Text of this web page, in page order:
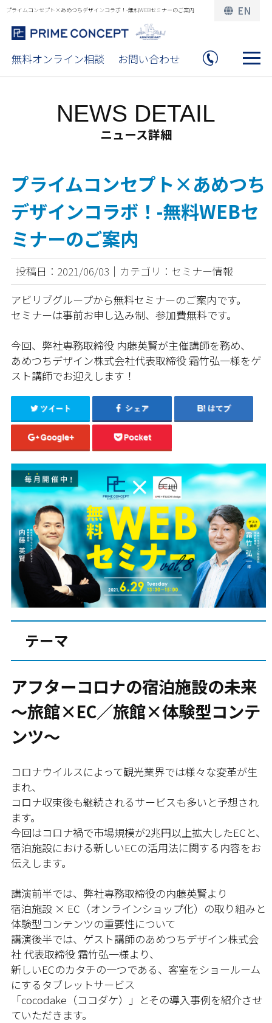
プライムコンセプト×あめつちデザインコラボ！-無料WEBセミナーのご案内 EN
無料オンライン相談 お問い合わせ
NEWS DETAIL
ニュース詳細
プライムコンセプト×あめつち
デザインコラボ！-無料WEBセ
ミナーのご案内
投稿日：2021/06/03｜カテゴリ：セミナー情報
アビリブグループから無料セミナーのご案内です。
セミナーは事前お申し込み制、参加費無料です。
今回、弊社専務取締役 内藤英賢が主催講師を務め、
あめつちデザイン株式会社代表取締役 霜竹弘一様をゲ
スト講師でお迎えします！
テーマ
アフターコロナの宿泊施設の未来
～旅館×EC／旅館×体験型コンテ
ンツ～
コロナウイルスによって観光業界では様々な変革が生
まれ、
コロナ収束後も継続されるサービスも多いと予想され
ます。
今回はコロナ禍で市場規模が2兆円以上拡大したECと、
宿泊施設における新しいECの活用法に関する内容をお
伝えします。
講演前半では、弊社専務取締役の内藤英賢より
宿泊施設 × EC（オンラインショップ化）の取り組みと
体験型コンテンツの重要性について
講演後半では、ゲスト講師のあめつちデザイン株式会
社 代表取締役 霜竹弘一様より、
新しいECのカタチの一つである、客室をショールーム
にするタブレットサービス
「cocodake（ココダケ）」とその導入事例を紹介させ
ていただきます。